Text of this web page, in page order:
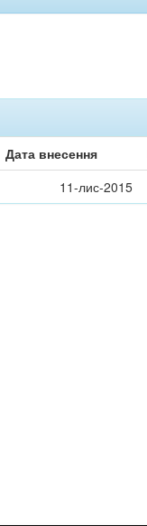
Дата внесення
11-лис-2015